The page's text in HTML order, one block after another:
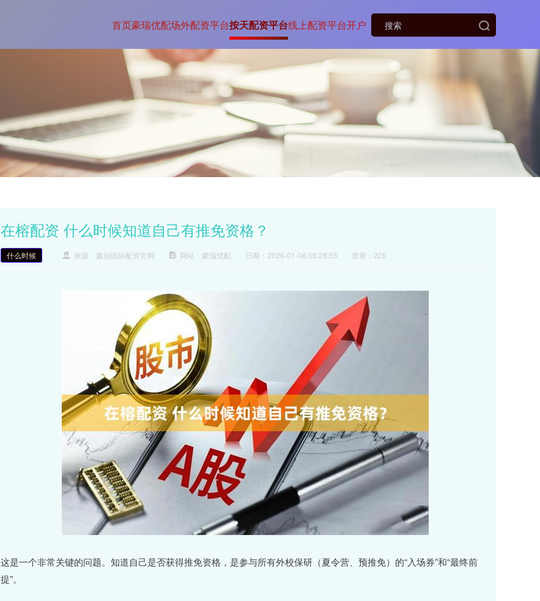
首页豪瑞优配场外配资平台按天配资平台线上配资平台开户
在榕配资 什么时候知道自己有推免资格？
什么时候 来源：鑫创国际配资官网 网站：豪瑞优配 日期：2026-01-06 09:28:55 查看：226
这是一个非常关键的问题。知道自己是否获得推免资格，是参与所有外校保研（夏令营、预推免）的“入场券”和“最终前
提”。